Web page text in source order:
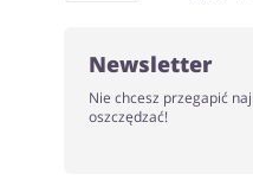
Newsletter
Nie chcesz przegapić
oszczędzać!